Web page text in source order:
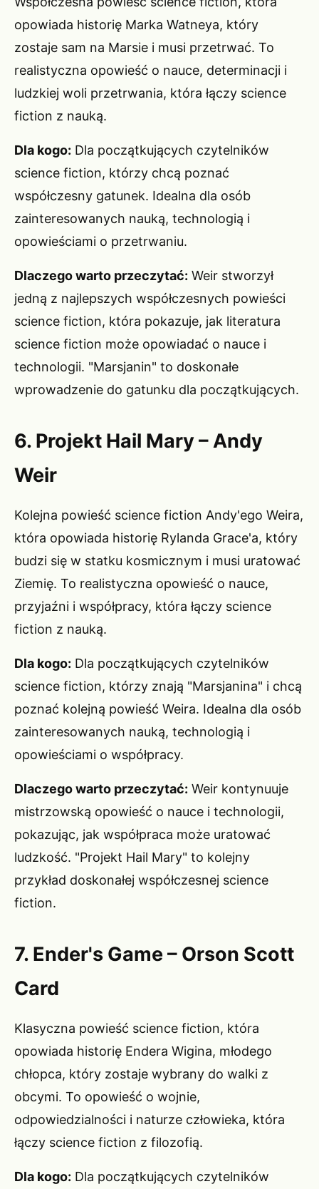
opowiada historię Marka Watneya, który
zostaje sam na Marsie i musi przetrwać. To
realistyczna opowieść o nauce, determinacji i
ludzkiej woli przetrwania, która łączy science
fiction z nauką.
Dla kogo: Dla początkujących czytelników
science fiction, którzy chcą poznać
współczesny gatunek. Idealna dla osób
zainteresowanych nauką, technologią i
opowieściami o przetrwaniu.
Dlaczego warto przeczytać: Weir stworzył
jedną z najlepszych współczesnych powieści
science fiction, która pokazuje, jak literatura
science fiction może opowiadać o nauce i
technologii. "Marsjanin" to doskonałe
wprowadzenie do gatunku dla początkujących.
6. Projekt Hail Mary – Andy
Weir
Kolejna powieść science fiction Andy'ego Weira,
która opowiada historię Rylanda Grace'a, który
budzi się w statku kosmicznym i musi uratować
Ziemię. To realistyczna opowieść o nauce,
przyjaźni i współpracy, która łączy science
fiction z nauką.
Dla kogo: Dla początkujących czytelników
science fiction, którzy znają "Marsjanina" i chcą
poznać kolejną powieść Weira. Idealna dla osób
zainteresowanych nauką, technologią i
opowieściami o współpracy.
Dlaczego warto przeczytać: Weir kontynuuje
mistrzowską opowieść o nauce i technologii,
pokazując, jak współpraca może uratować
ludzkość. "Projekt Hail Mary" to kolejny
przykład doskonałej współczesnej science
fiction.
7. Ender's Game – Orson Scott
Card
Klasyczna powieść science fiction, która
opowiada historię Endera Wigina, młodego
chłopca, który zostaje wybrany do walki z
obcymi. To opowieść o wojnie,
odpowiedzialności i naturze człowieka, która
łączy science fiction z filozofią.
Dla kogo: Dla początkujących czytelników